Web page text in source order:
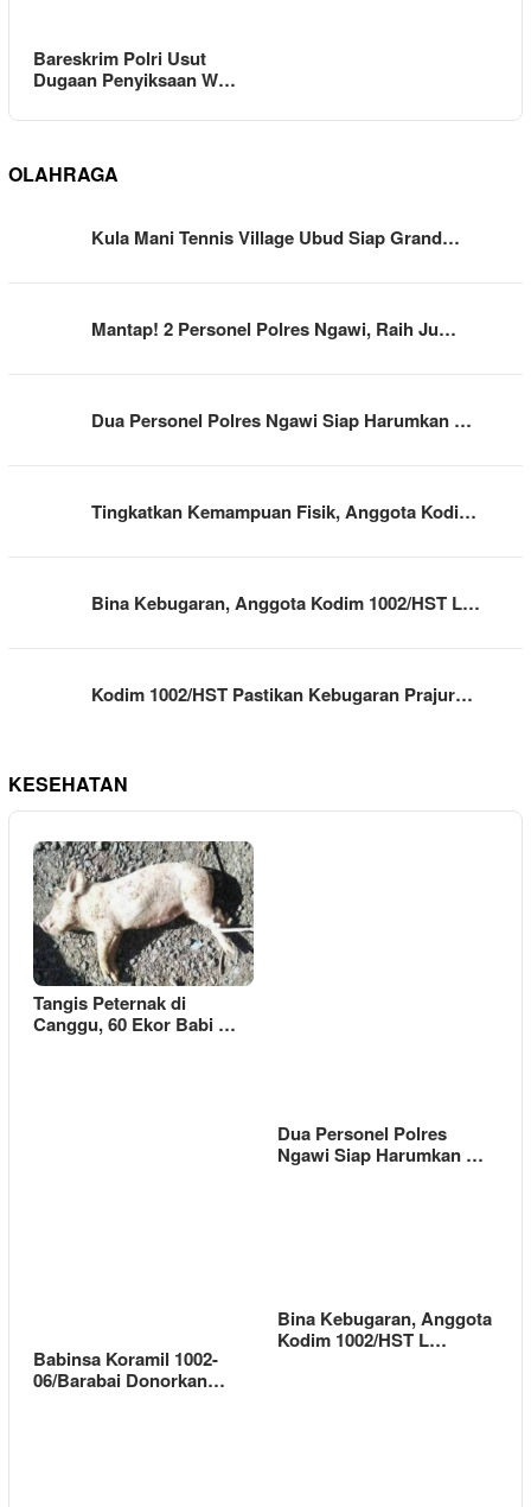
Bareskrim Polri Usut
Dugaan Penyiksaan W…
OLAHRAGA
Kula Mani Tennis Village Ubud Siap Grand…
Mantap! 2 Personel Polres Ngawi, Raih Ju…
Dua Personel Polres Ngawi Siap Harumkan …
Tingkatkan Kemampuan Fisik, Anggota Kodi…
Bina Kebugaran, Anggota Kodim 1002/HST L…
Kodim 1002/HST Pastikan Kebugaran Prajur…
KESEHATAN
Tangis Peternak di
Canggu, 60 Ekor Babi …
Dua Personel Polres
Ngawi Siap Harumkan …
Babinsa Koramil 1002-
06/Barabai Donorkan…
Bina Kebugaran, Anggota
Kodim 1002/HST L…